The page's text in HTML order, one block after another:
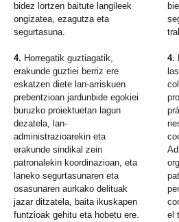
bidez lortzen baitute langileek
ongizatea, ezagutza eta
segurtasuna.
4. Horregatik guztiagatik,
erakunde guztiei berriz ere
eskatzen diete lan-arriskuen
prebentzioan jardunbide egokiei
buruzko proiektuetan lagun
dezatela, lan-
administrazioarekin eta
erakunde sindikal zein
patronalekin koordinazioan, eta
laneko segurtasunaren eta
osasunaren aurkako delituak
jazar ditzatela, baita ikuskapen
funtzioak gehitu eta hobetu ere.
4.
el